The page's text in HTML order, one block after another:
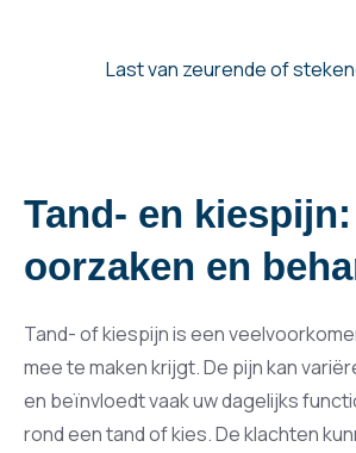
Last van zeurende of
Tand- en
oorzaken en
Tand- of kiespijn is een
mee te maken krijgt. De pijn kan
en beïnvloedt vaak uw dagelijks
rond een tand of kies. De klachten